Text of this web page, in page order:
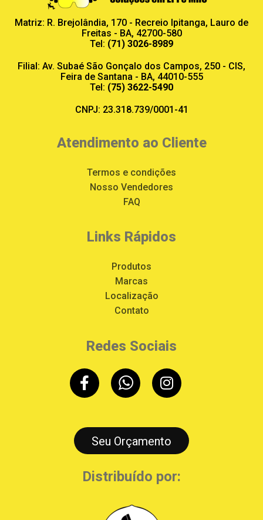
Matriz: R. Brejolândia, 170 - Recreio Ipitanga, Lauro de
Freitas - BA, 42700-580
Tel: (71) 3026-8989
Filial: Av. Subaé São Gonçalo dos Campos, 250 - CIS,
Feira de Santana - BA, 44010-555
Tel: (75) 3622-5490
CNPJ: 23.318.739/0001-41
Atendimento ao Cliente
Termos e condições
Nosso Vendedores
FAQ
Links Rápidos
Produtos
Marcas
Localização
Contato
Redes Sociais
Seu Orçamento
Distribuído por: